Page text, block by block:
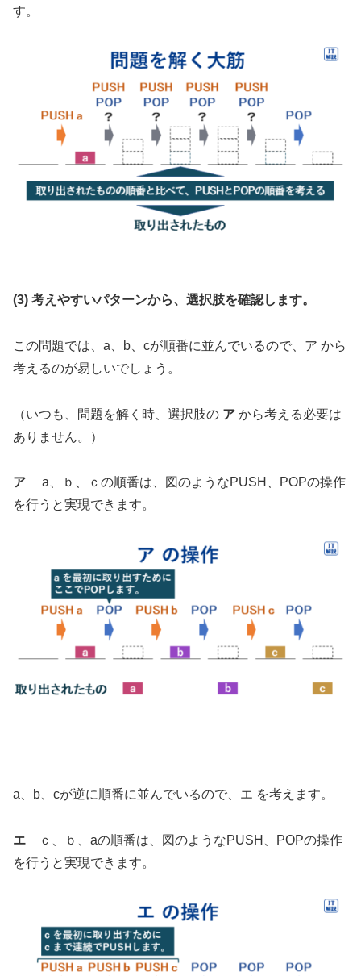
す。
(3) 考えやすいパターンから、選択肢を確認します。
この問題では、a、b、cが順番に並んでいるので、ア から
考えるのが易しいでしょう。
（いつも、問題を解く時、選択肢の ア から考える必要は
ありません。）
ア a、ｂ、ｃの順番は、図のようなPUSH、POPの操作
を行うと実現できます。
a、b、cが逆に順番に並んでいるので、エ を考えます。
エ ｃ、ｂ、aの順番は、図のようなPUSH、POPの操作
を行うと実現できます。